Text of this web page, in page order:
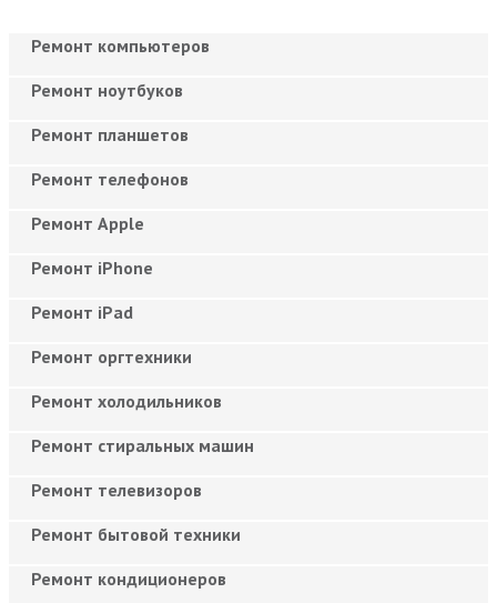
Ремонт компьютеров
Ремонт ноутбуков
Ремонт планшетов
Ремонт телефонов
Ремонт Apple
Ремонт iPhone
Ремонт iPad
Ремонт оргтехники
Ремонт холодильников
Ремонт стиральных машин
Ремонт телевизоров
Ремонт бытовой техники
Ремонт кондиционеров